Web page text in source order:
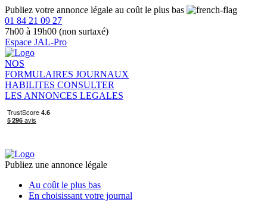
Publiez votre annonce légale au coût le plus bas
01 84 21 09 27
7h00 à 19h00 (non surtaxé)
Espace JAL-Pro
NOS
FORMULAIRES JOURNAUX
HABILITES CONSULTER
LES ANNONCES LEGALES
Publiez une annonce légale
Au coût le plus bas
En choisissant votre journal